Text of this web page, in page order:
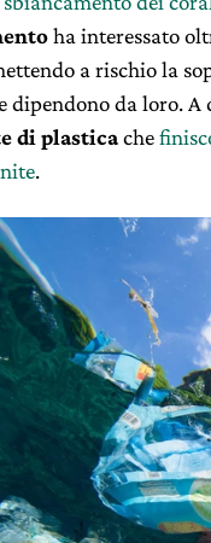
ha interessato
a rischio la
dipendono da loro. A
di plasticache
.